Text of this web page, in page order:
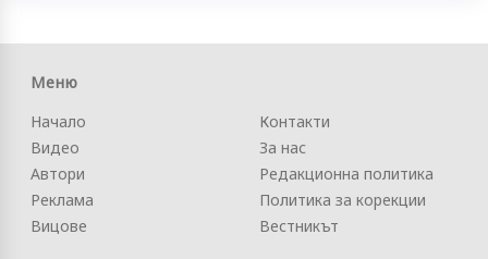
Меню
Начало
Видео
Автори
Реклама
Вицове
Контакти
За нас
Редакционна политика
Политика за корекции
Вестникът